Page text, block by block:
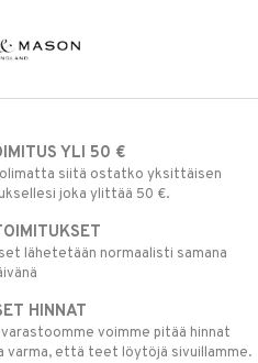
YLI 50 €
siitä ostatko yksittäisen
joka ylittää 50 €.
lähetetään normaalisti samana
HINNAT
voimme pitää hinnat
varma, että teet löytöjä sivuillamme.